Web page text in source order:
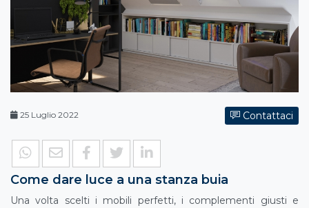
25 Luglio 2022 Contattaci
Come dare luce a una stanza buia
Una volta scelti i mobili perfetti, i complementi giusti e